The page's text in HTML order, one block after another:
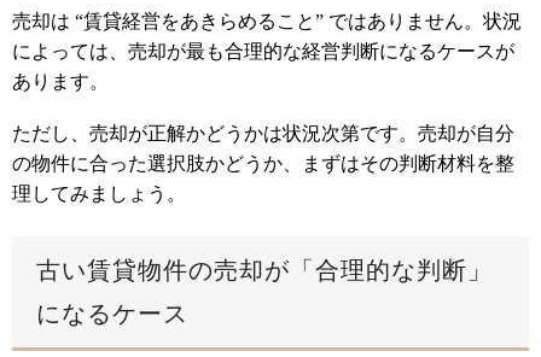
売却は “賃貸経営をあきらめること” ではありません。状況
によっては、売却が最も合理的な経営判断になるケースが
あります。
ただし、売却が正解かどうかは状況次第です。売却が自分
の物件に合った選択肢かどうか、まずはその判断材料を整
理してみましょう。
古い賃貸物件の売却が「合理的な判断」
になるケース